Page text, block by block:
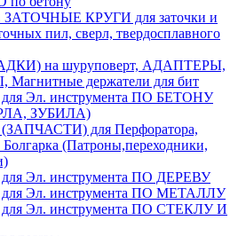
КРУГИ для заточки и
пил, сверл, твердосплавного
на шуруповерт, АДАПТЕРЫ,
держатели для бит
Эл. инструмента ПО БЕТОНУ
ЗУБИЛА)
для Перфоратора,
(Патроны,переходники,
Эл. инструмента ПО ДЕРЕВУ
Эл. инструмента ПО МЕТАЛЛУ
Эл. инструмента ПО СТЕКЛУ И